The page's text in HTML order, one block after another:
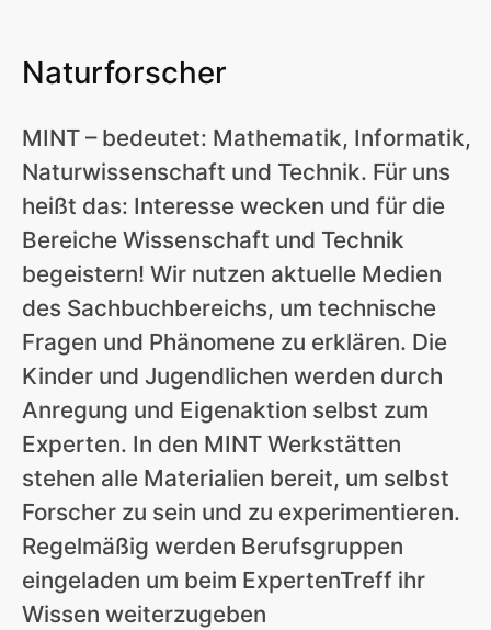
Naturforscher
MINT – bedeutet: Mathematik, Informatik,
Naturwissenschaft und Technik. Für uns
heißt das: Interesse wecken und für die
Bereiche Wissenschaft und Technik
begeistern! Wir nutzen aktuelle Medien
des Sachbuchbereichs, um technische
Fragen und Phänomene zu erklären. Die
Kinder und Jugendlichen werden durch
Anregung und Eigenaktion selbst zum
Experten. In den MINT Werkstätten
stehen alle Materialien bereit, um selbst
Forscher zu sein und zu experimentieren.
Regelmäßig werden Berufsgruppen
eingeladen um beim ExpertenTreff ihr
Wissen weiterzugeben